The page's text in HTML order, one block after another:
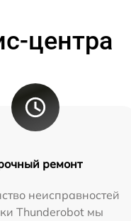
центра
ремонт
неисправностей
Thunderobot мы